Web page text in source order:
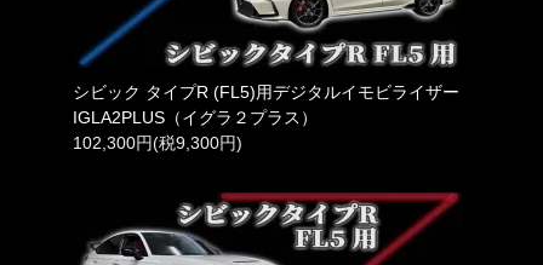
シビック タイプR (FL5)用デジタルイモビライザー
IGLA2PLUS（イグラ２プラス）
102,300円(税9,300円)